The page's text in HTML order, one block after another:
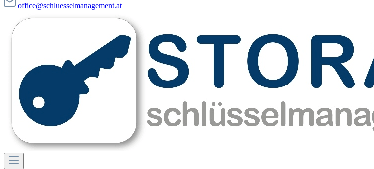
office@schluesselmanagement.at